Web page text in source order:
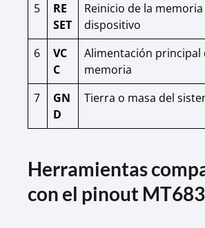
5
RE
SET
Reinicio de la memoria
dispositivo
6
VC
C
Alimentación principal
memoria
7
GN
D
Tierra o masa del
Herramientas
con el pinout